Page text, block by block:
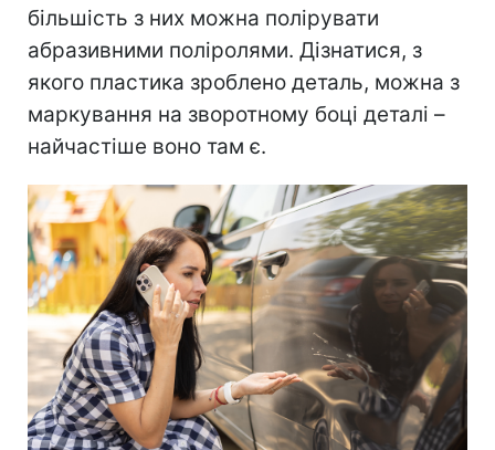
більшість з них можна полірувати
абразивними поліролями. Дізнатися, з
якого пластика зроблено деталь, можна з
маркування на зворотному боці деталі –
найчастіше воно там є.